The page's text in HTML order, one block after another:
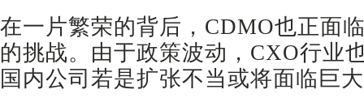
在一片繁荣的背后，CDMO也正面
的挑战。由于政策波动，CXO行业
国内公司若是扩张不当或将面临巨